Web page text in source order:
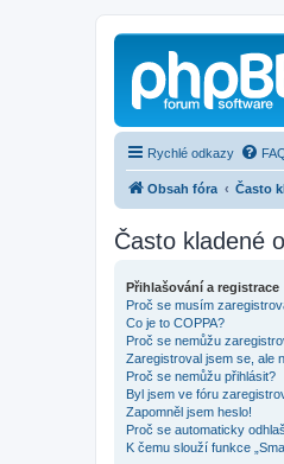
Rychlé odkazy
Obsah fóra Často
Často kladené
Přihlašování a registrace
Proč se musím
Co je to COPPA?
Proč se nemůžu
Zaregistroval jsem se, ale
Proč se nemůžu přihlásit?
Byl jsem ve fóru
Zapomněl jsem heslo!
Proč se automaticky
K čemu slouží funkce